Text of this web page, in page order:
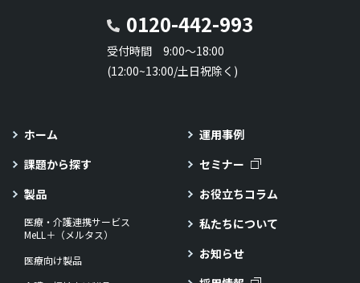
0120-442-993
受付時間 9:00～18:00
(12:00~13:00/土日祝除く)
ホーム
課題から探す
製品
医療・介護連携サービス
MeLL＋（メルタス）
医療向け製品
運用事例
セミナー
お役立ちコラム
私たちについて
お知らせ